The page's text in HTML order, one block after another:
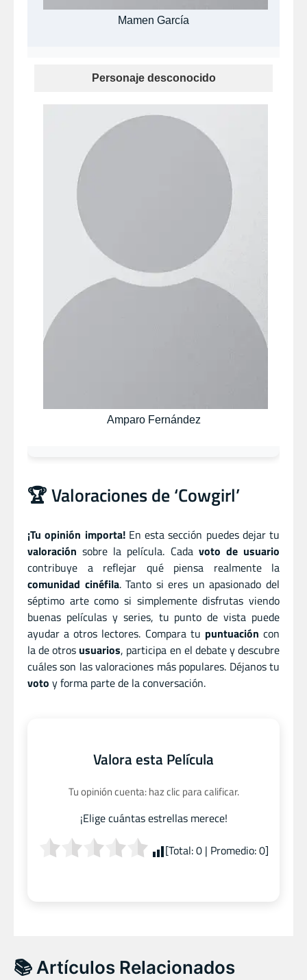
Mamen García
Personaje desconocido
Amparo Fernández
🏆 Valoraciones de ‘Cowgirl’
¡Tu opinión importa!En esta sección puedes dejar tu
valoración sobre la película. Cada voto de usuario
contribuye a reflejar qué piensa realmente la
comunidad cinéfila. Tanto si eres un apasionado del
séptimo arte como si simplemente disfrutas viendo
buenas películas y series, tu punto de vista puede
ayudar a otros lectores. Compara tu puntuación con
la de otros usuarios, participa en el debate y descubre
cuáles son las valoraciones más populares. Déjanos tu
voto y forma parte de la conversación.
Valora esta Película
Tu opinión cuenta: haz clic para calificar.
¡Elige cuántas estrellas merece!
[Total:0| Promedio:0]
📚 Artículos Relacionados